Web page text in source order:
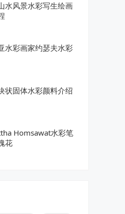
水风景水彩写生绘画
水彩画家约瑟夫水彩
状固体水彩颜料介绍
Homsawat水彩笔
花